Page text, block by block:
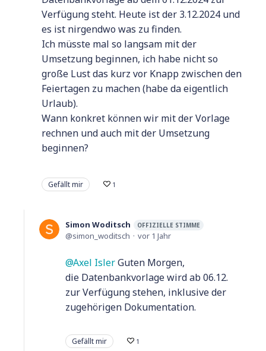
Verfügung steht. Heute ist der 3.12.2024 und
es ist nirgendwo was zu finden.
Ich müsste mal so langsam mit der
Umsetzung beginnen, ich habe nicht so
große Lust das kurz vor Knapp zwischen den
Feiertagen zu machen (habe da eigentlich
Urlaub).
Wann konkret können wir mit der Vorlage
rechnen und auch mit der Umsetzung
beginnen?
Gefällt mir 1
Simon Woditsch OFFIZIELLE STIMME
simon_woditsch vor 1 Jahr
Axel IslerGuten Morgen,
die Datenbankvorlage wird ab 06.12.
zur Verfügung stehen, inklusive der
zugehörigen Dokumentation.
Gefällt mir 1